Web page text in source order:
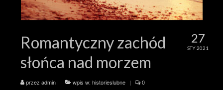
27
STY 2021
Romantyczny zachód
słońca nad morzem
przez admin | wpis w: historieslubne | 0